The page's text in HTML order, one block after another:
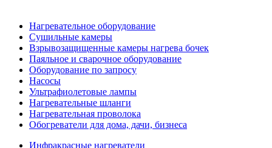
Нагревательное оборудование
Сушильные камеры
Взрывозащищенные камеры нагрева бочек
Паяльное и сварочное оборудование
Оборудование по запросу
Насосы
Ультрафиолетовые лампы
Нагревательные шланги
Нагревательная проволока
Обогреватели для дома, дачи, бизнеса
Инфракрасные нагреватели